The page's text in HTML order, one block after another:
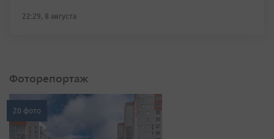
22:29, 8 августа
Фоторепортаж
20 фото